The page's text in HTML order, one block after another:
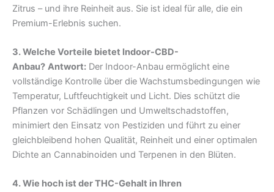
Zitrus – und ihre Reinheit aus. Sie ist ideal für alle, die ein
Premium-Erlebnis suchen.
3. Welche Vorteile bietet Indoor-CBD-
Anbau? Antwort: Der Indoor-Anbau ermöglicht eine
vollständige Kontrolle über die Wachstumsbedingungen wie
Temperatur, Luftfeuchtigkeit und Licht. Dies schützt die
Pflanzen vor Schädlingen und Umweltschadstoffen,
minimiert den Einsatz von Pestiziden und führt zu einer
gleichbleibend hohen Qualität, Reinheit und einer optimalen
Dichte an Cannabinoiden und Terpenen in den Blüten.
4. Wie hoch ist der THC-Gehalt in Ihren